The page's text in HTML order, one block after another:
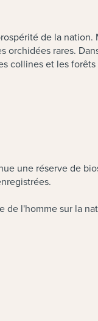
de la
orchidées rares.
collines et les
une réserve de
l'homme sur la